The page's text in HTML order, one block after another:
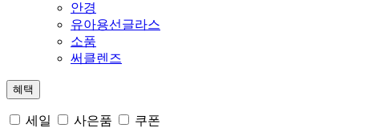
안경
유아용선글라스
소품
써클렌즈
혜택
세일 사은품 쿠폰